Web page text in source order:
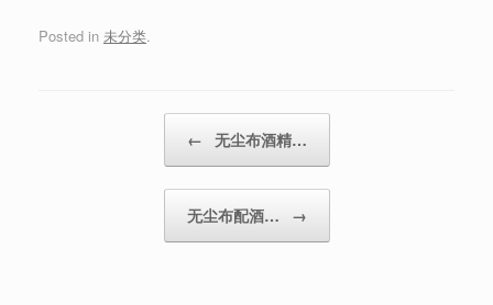
Posted in 未分类.
← 无尘布酒精…
无尘布配酒… →